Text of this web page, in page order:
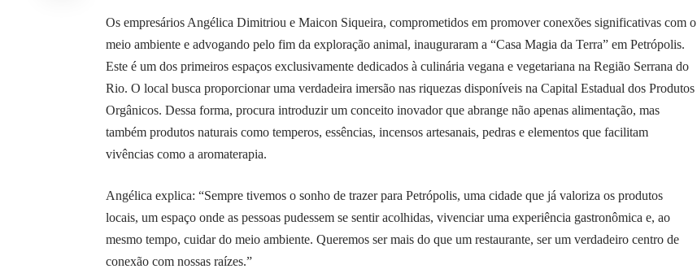
Os empresários Angélica Dimitriou e Maicon Siqueira, comprometidos em promover conexões significativas com o
meio ambiente e advogando pelo fim da exploração animal, inauguraram a “Casa Magia da Terra” em Petrópolis.
Este é um dos primeiros espaços exclusivamente dedicados à culinária vegana e vegetariana na Região Serrana do
Rio. O local busca proporcionar uma verdadeira imersão nas riquezas disponíveis na Capital Estadual dos Produtos
Orgânicos. Dessa forma, procura introduzir um conceito inovador que abrange não apenas alimentação, mas
também produtos naturais como temperos, essências, incensos artesanais, pedras e elementos que facilitam
vivências como a aromaterapia.
Angélica explica: “Sempre tivemos o sonho de trazer para Petrópolis, uma cidade que já valoriza os produtos
locais, um espaço onde as pessoas pudessem se sentir acolhidas, vivenciar uma experiência gastronômica e, ao
mesmo tempo, cuidar do meio ambiente. Queremos ser mais do que um restaurante, ser um verdadeiro centro de
conexão com nossas raízes.”